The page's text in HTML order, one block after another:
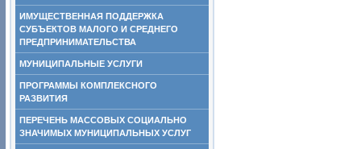
ИМУЩЕСТВЕННАЯ ПОДДЕРЖКА
СУБЪЕКТОВ МАЛОГО И СРЕДНЕГО
ПРЕДПРИНИМАТЕЛЬСТВА
МУНИЦИПАЛЬНЫЕ УСЛУГИ
ПРОГРАММЫ КОМПЛЕКСНОГО
РАЗВИТИЯ
ПЕРЕЧЕНЬ МАССОВЫХ СОЦИАЛЬНО
ЗНАЧИМЫХ МУНИЦИПАЛЬНЫХ УСЛУГ